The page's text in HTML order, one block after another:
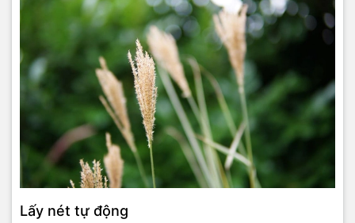
Lấy nét tự động